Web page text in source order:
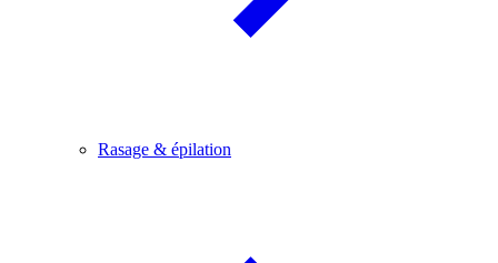
Rasage & épilation